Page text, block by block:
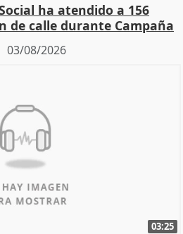
ha atendido a 156
de calle durante Campaña
03/08/2026
03:25